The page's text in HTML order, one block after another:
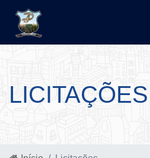
LICITAÇÕES